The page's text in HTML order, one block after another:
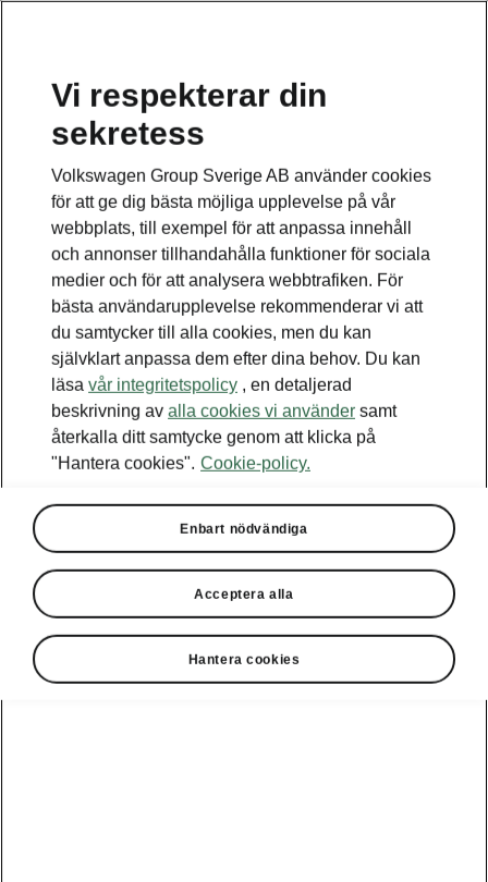
Vi respekterar din
sekretess
Volkswagen Group Sverige AB använder cookies
för att ge dig bästa möjliga upplevelse på vår
webbplats, till exempel för att anpassa innehåll
och annonser tillhandahålla funktioner för sociala
medier och för att analysera webbtrafiken. För
bästa användarupplevelse rekommenderar vi att
du samtycker till alla cookies, men du kan
självklart anpassa dem efter dina behov. Du kan
läsa vår integritetspolicy , en detaljerad
beskrivning av alla cookies vi använder samt
återkalla ditt samtycke genom att klicka på
"Hantera cookies". Cookie-policy.
Enbart nödvändiga
Acceptera alla
Hantera cookies